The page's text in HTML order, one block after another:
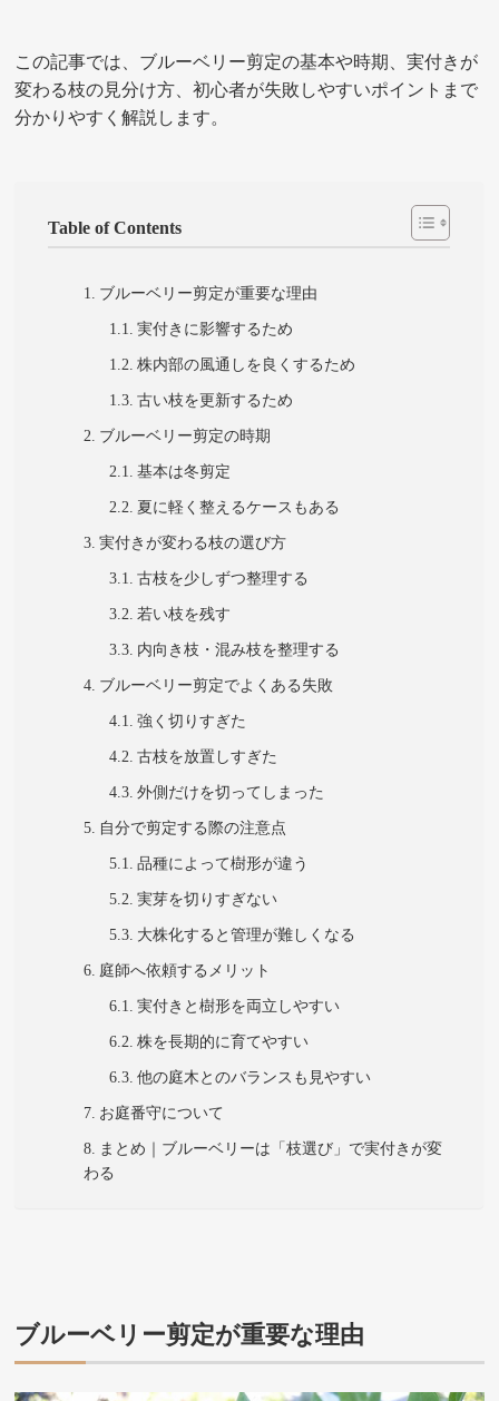
この記事では、ブルーベリー剪定の基本や時期、実付きが
変わる枝の見分け方、初心者が失敗しやすいポイントまで
分かりやすく解説します。
Table of Contents
ブルーベリー剪定が重要な理由
実付きに影響するため
株内部の風通しを良くするため
古い枝を更新するため
ブルーベリー剪定の時期
基本は冬剪定
夏に軽く整えるケースもある
実付きが変わる枝の選び方
古枝を少しずつ整理する
若い枝を残す
内向き枝・混み枝を整理する
ブルーベリー剪定でよくある失敗
強く切りすぎた
古枝を放置しすぎた
外側だけを切ってしまった
自分で剪定する際の注意点
品種によって樹形が違う
実芽を切りすぎない
大株化すると管理が難しくなる
庭師へ依頼するメリット
実付きと樹形を両立しやすい
株を長期的に育てやすい
他の庭木とのバランスも見やすい
お庭番守について
まとめ｜ブルーベリーは「枝選び」で実付きが変
わる
ブルーベリー剪定が重要な理由